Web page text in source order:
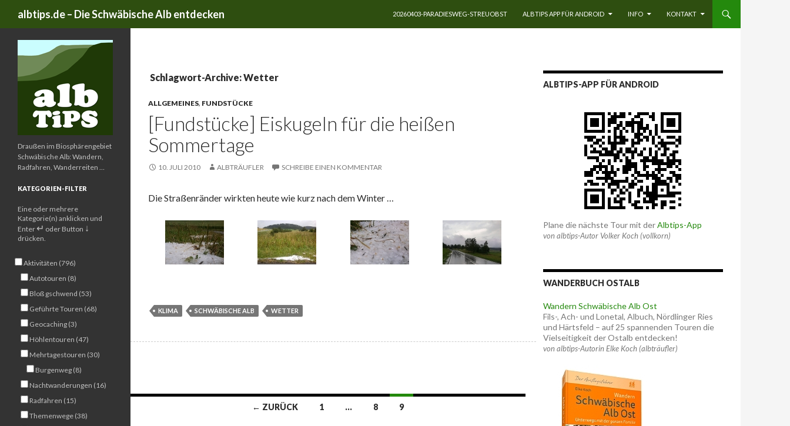
albtips.de – Die Schwäbische Alb entdecken
20260403-PARADIESWEG-STREUOBST
ALBTIPS APP FÜR ANDROID INFO KONTAKT
Schlagwort-Archive: Wetter
ALLGEMEINES, FUNDSTÜCKE
[Fundstücke] Eiskugeln für die heißen
Sommertage
10. JULI 2010 ALBTRÄUFLER SCHREIBE EINEN KOMMENTAR
Die Straßenränder wirkten heute wie kurz nach dem Winter …
KLIMA SCHWÄBISCHE ALB WETTER
Beitragsnavigation← ZURÜCK 1 … 8 9
ALBTIPS-APP FÜR ANDROID
Plane die nächste Tour mit derAlbtips-App
von albtips-Autor Volker Koch (vollkorn)
WANDERBUCH OSTALB
Wandern Schwäbische Alb Ost
Fils-, Ach- und Lonetal, Albuch, Nördlinger Ries
und Härtsfeld – auf 25 spannenden Touren die
Vielseitigkeit der Ostalb entdecken!
von albtips-Autorin Elke Koch (albträufler)
Draußen im Biosphärengebiet
Schwäbische Alb: Wandern,
Radfahren, Wanderreiten …
KATEGORIEN-FILTER
Eine oder mehrere
Kategorie(n) anklicken und
Enter ↵ oder Button ↓
drücken.
Aktivitäten (796)
Autotouren (8)
Bloß gschwend (53)
Geführte Touren (68)
Geocaching (3)
Höhlentouren (47)
Mehrtagestouren (30)
Burgenweg (8)
Nachtwanderungen (16)
Radfahren (15)
Themenwege (38)